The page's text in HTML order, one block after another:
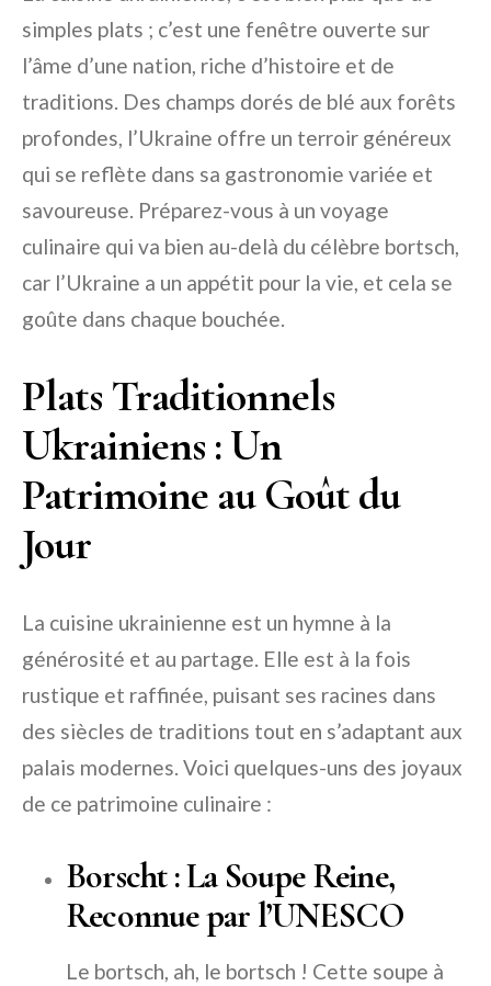
simples plats ; c’est une fenêtre ouverte sur
l’âme d’une nation, riche d’histoire et de
traditions. Des champs dorés de blé aux forêts
profondes, l’Ukraine offre un terroir généreux
qui se reflète dans sa gastronomie variée et
savoureuse. Préparez-vous à un voyage
culinaire qui va bien au-delà du célèbre bortsch,
car l’Ukraine a un appétit pour la vie, et cela se
goûte dans chaque bouchée.
Plats Traditionnels
Ukrainiens : Un
Patrimoine au Goût du
Jour
La cuisine ukrainienne est un hymne à la
générosité et au partage. Elle est à la fois
rustique et raffinée, puisant ses racines dans
des siècles de traditions tout en s’adaptant aux
palais modernes. Voici quelques-uns des joyaux
de ce patrimoine culinaire :
Borscht : La Soupe Reine,
Reconnue par l’UNESCO
Le bortsch, ah, le bortsch ! Cette soupe à